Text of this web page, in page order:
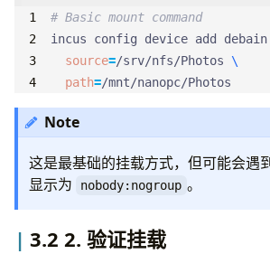
# Basic mount command
incus config device add
source=/srv/nfs/Photos
path=/mnt/nanopc/Photos
Note
这是最基础的挂载方式，但可能会遇
显示为
nobody:nogroup 。
3.2 2. 验证挂载